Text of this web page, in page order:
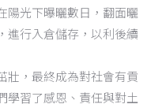
陽光下曝曬數日，翻面曬
進行入倉儲存，以利後續
壯，最終成為對社會有貢
學習了感恩、責任與對土